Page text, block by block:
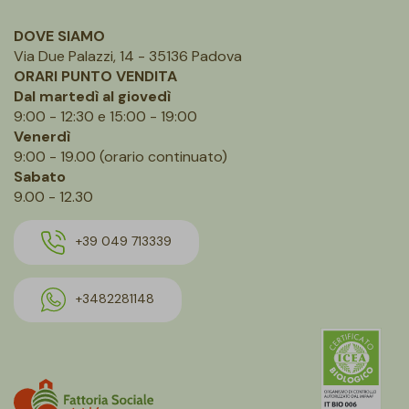
DOVE SIAMO
Via Due Palazzi, 14 - 35136 Padova
ORARI PUNTO VENDITA
Dal martedì al giovedì
9:00 - 12:30 e 15:00 - 19:00
Venerdì
9:00 - 19.00 (orario continuato)
Sabato
9.00 - 12.30
+39 049 713339
+3482281148